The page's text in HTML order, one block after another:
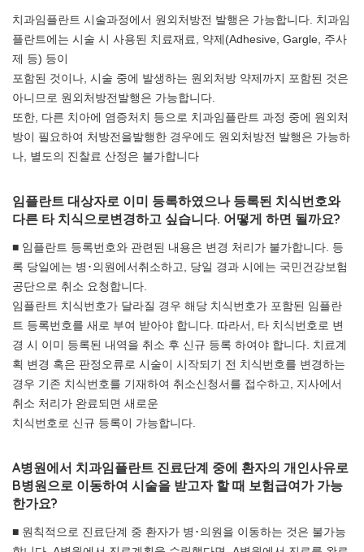
치과임플란트 시술과정에서 원외처방전 발행은 가능합니다. 치과임
플란트에는 시술 시 사용된 치료재료, 약제(Adhesive, Gargle, 주사
제 등) 등이
포함된 것이나, 시술 중에 발생하는 원외처방 약제까지 포함된 것은
아니므로 원외처방전발행은 가능합니다.
또한, 다른 치아에 염증처치 등으로 치과임플란트 과정 중에 원외처
방이 필요하여 처방전을발행한 경우에도 원외처방전 발행은 가능하
나, 별도의 진찰료 산정은 불가합니다
임플란트 대상자로 이미 등록하였으나 등록된 치식번호와
다른 타 치식으로변경하고 싶습니다. 어떻게 하면 될까요?
■ 임플란트 등록번호와 관련된 내용은 변경 처리가 불가합니다. 등
록 당일에는 병･의원에서취소하고, 당일 경과 시에는 국민건강보험
공단으로 취소 요청합니다.
임플란트 치식번호가 달라질 경우 해당 치식번호가 포함된 임플란
트 등록번호를 새로 부여 받아야 합니다. 따라서, 타 치식번호로 변
경 시 이미 등록된 내역을 취소 후 신규 등록 하여야 합니다. 치료계
획 변경 혹은 판정오류로 시술이 시작되기 전 치식번호를 변경하는
경우 기존 치식번호를 기재하여 취소신청서를 접수하고, 지사에서
취소 처리가 완료되면 새로운
치식번호로 신규 등록이 가능합니다.
A병원에서 치과임플란트 진료단계 중에 환자의 개인사유로
B병원으로 이동하여 시술을 받고자 할 때 보험급여가 가능
한가요?
■ 원칙적으로 진료단계 중 환자가 병･의원을 이동하는 것은 불가능